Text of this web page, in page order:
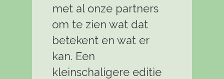
met al onze partners
om te zien wat dat
betekent en wat er
kan. Een
kleinschaligere editie